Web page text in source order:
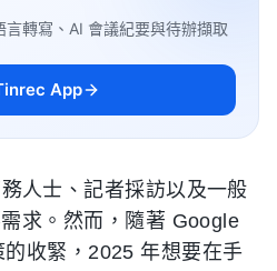
轉寫、AI 會議紀要與待辦擷取
App
人士、記者採訪以及一般
求。然而，隨著 Google
收緊，2025 年想要在手